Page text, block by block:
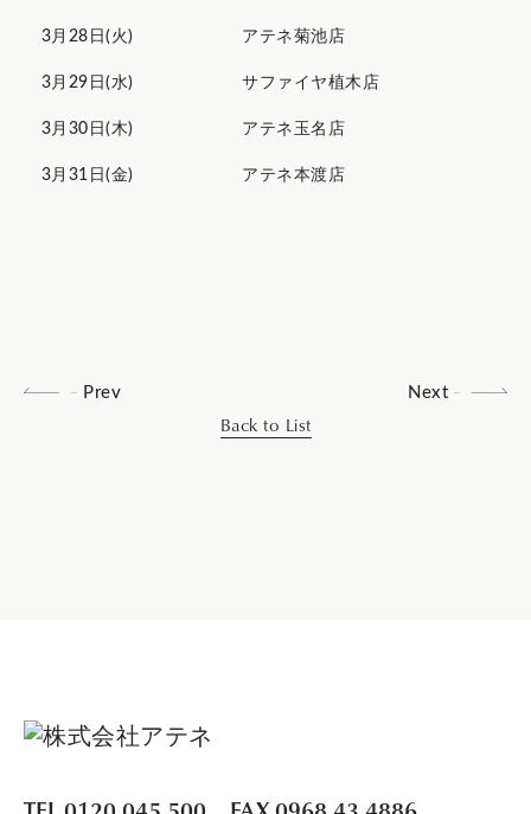
3月28日(火) アテネ菊池店
3月29日(水) サファイヤ植木店
3月30日(木) アテネ玉名店
3月31日(金) アテネ本渡店
Prev Next
Back to List